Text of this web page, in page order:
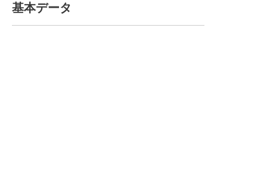
基本データ